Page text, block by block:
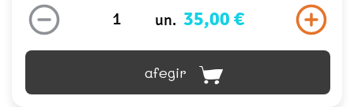
un. 35,00 €
afegir